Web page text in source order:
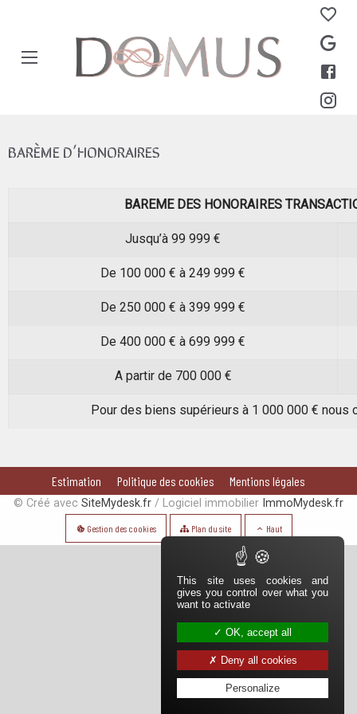
Barème d’honoraires | Agence DOMUS
BARÈME D’HONORAIRES
BAREME DES HONORAIRES
Jusqu’à 99 999 €
De 100 000 € à 249 999 €
De 250 000 € à 399 999 €
De 400 000 € à 699 999 €
A partir de 700 000 €
Pour des biens supérieurs à 1 000 000 € nous
Pied de page
Navigation secondaire
Estimation Politique des cookies
Mentions légales
Aparté basse
© Créé avec SiteMydesk.fr / Logiciel immobilier ImmoMydesk.fr
Gestion des cookies Plan du site Haut
This site uses cookies and
gives you control over what you
want to activate
OK, accept all
Deny all cookies
Personalize